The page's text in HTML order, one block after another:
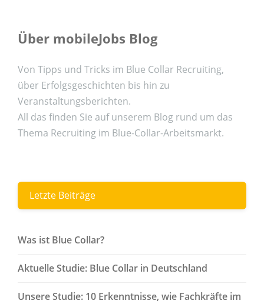
Über mobileJobs Blog
Von Tipps und Tricks im Blue Collar Recruiting,
über Erfolgsgeschichten bis hin zu
Veranstaltungsberichten.
All das finden Sie auf unserem Blog rund um das
Thema Recruiting im Blue-Collar-Arbeitsmarkt.
Letzte Beiträge
Was ist Blue Collar?
Aktuelle Studie: Blue Collar in Deutschland
Unsere Studie: 10 Erkenntnisse, wie Fachkräfte im